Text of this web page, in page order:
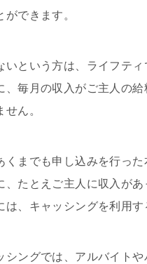
できます。
という方は、ライフティ
、毎月の収入がご主人の
ん。
くまでも申し込みを行っ
、たとえご主人に収入が
は、キャッシングを利用す
シングでは、アルバイト